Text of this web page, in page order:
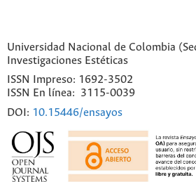
Universidad Nacional de Colombia
Investigaciones Estéticas
ISSN Impreso: 1692-3502
ISSN En línea: 3115-0039
DOI: 10.15446/ensayos